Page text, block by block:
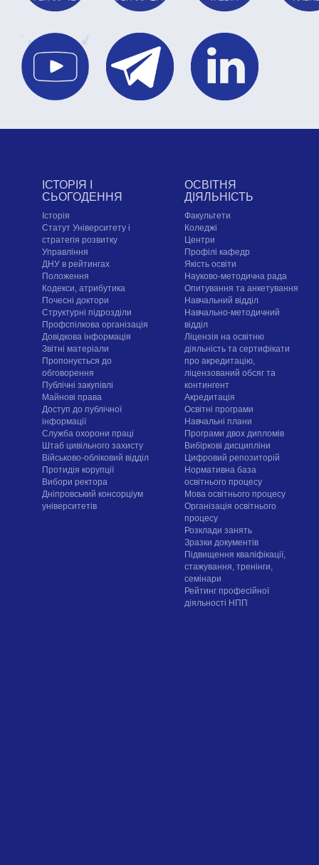
ІСТОРІЯ І
СЬОГОДЕННЯ
Історія
Статут Університету і
стратегія розвитку
Управління
ДНУ в рейтингах
Положення
Кодекси, атрибутика
Почесні доктори
Структурні підрозділи
Профспілкова організація
Довідкова інформація
Звітні матеріали
Пропонується до
обговорення
Публічні закупівлі
Майнові права
Доступ до публічної
інформації
Служба охорони праці
Штаб цивільного захисту
Військово-обліковий відділ
Протидія корупції
Вибори ректора
Дніпровський консорціум
університетів
ОСВІТНЯ
ДІЯЛЬНІСТЬ
Факультети
Коледжі
Центри
Профілі кафедр
Якість освіти
Науково-методична рада
Опитування та анкетування
Навчальний відділ
Навчально-методичний
відділ
Ліцензія на освітню
діяльність та сертифікати
про акредитацію,
ліцензований обсяг та
контингент
Акредитація
Освітні програми
Навчальні плани
Програми двох дипломів
Вибіркові дисципліни
Цифровий репозиторій
Нормативна база
освітнього процесу
Мова освітнього процесу
Організація освітнього
процесу
Розклади занять
Зразки документів
Підвищення кваліфікації,
стажування, тренінги,
семінари
Рейтинг професійної
діяльності НПП